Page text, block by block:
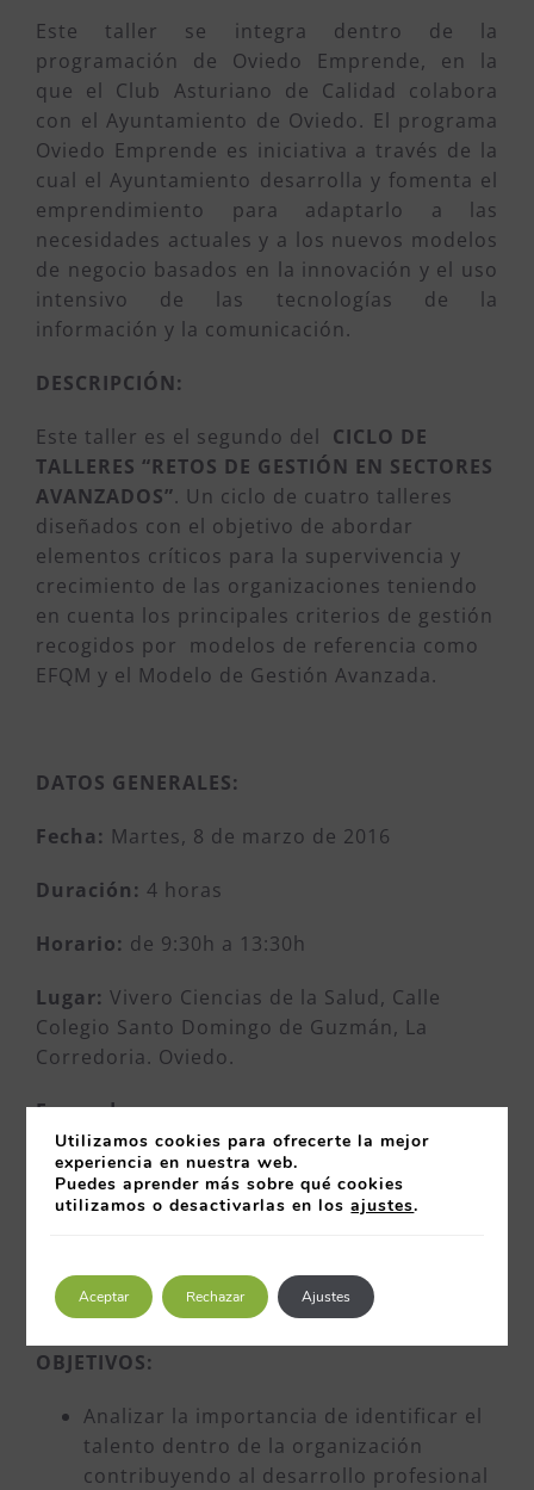
Este taller se integra dentro de la
programación de Oviedo Emprende, en la
que el Club Asturiano de Calidad colabora
con el Ayuntamiento de Oviedo. El programa
Oviedo Emprende es iniciativa a través de la
cual el Ayuntamiento desarrolla y fomenta el
emprendimiento para adaptarlo a las
necesidades actuales y a los nuevos modelos
de negocio basados en la innovación y el uso
intensivo de las tecnologías de la
información y la comunicación.
DESCRIPCIÓN:
Este taller es el segundo del CICLO DE
TALLERES “RETOS DE GESTIÓN EN SECTORES
AVANZADOS”. Un ciclo de cuatro talleres
diseñados con el objetivo de abordar
elementos críticos para la supervivencia y
crecimiento de las organizaciones teniendo
en cuenta los principales criterios de gestión
recogidos por modelos de referencia como
EFQM y el Modelo de Gestión Avanzada.
DATOS GENERALES:
Fecha: Martes, 8 de marzo de 2016
Duración: 4 horas
Horario: de 9:30h a 13:30h
Lugar: Vivero Ciencias de la Salud, Calle
Colegio Santo Domingo de Guzmán, La
Corredoria. Oviedo.
Formador:
Jessica Buelga. Experta en RRHH,
Formación y Consultoría.
Industrias Cárnicas del Principado de
Asturias.
OBJETIVOS:
Analizar la importancia de identificar el
talento dentro de la organización
contribuyendo al desarrollo profesional
Utilizamos cookies para ofrecerte la mejor
experiencia en nuestra web.
Puedes aprender más sobre qué cookies
utilizamos o desactivarlas en losajustes.
Aceptar Rechazar Ajustes